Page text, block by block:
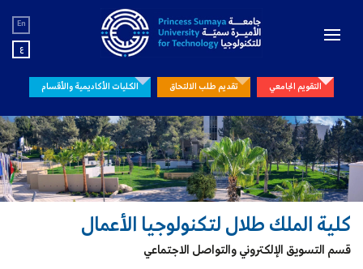
En
ع
التقويم الجامعي تقديم طلب الالتحاق الكليات الأكاديمية والأقسام
كلية الملك طلال لتكنولوجيا الأعمال
قسم التسويق الإلكتروني والتواصل الاجتماعي